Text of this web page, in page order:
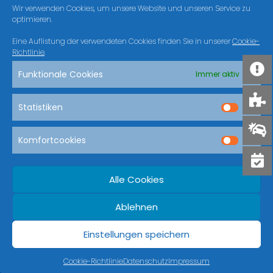
Wir verwenden Cookies, um unsere Website und unseren Service zu
optimieren.
Eine Auflistung der verwendeten Cookies finden Sie in unsererCookie-
Richtlinie.
Funktionale Cookies Immer aktiv
Statistiken
Komfortcookies
Alle Cookies
Ablehnen
Einstellungen speichern
Cookie-RichtlinieDatenschutzImpressum
zehderei-fotos
zehderei